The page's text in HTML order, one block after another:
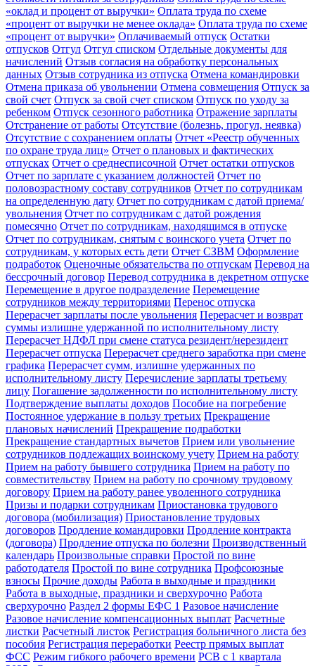
«оклад и процент от выручки» Оплата труда по схеме
«процент от выручки не менее оклада» Оплата труда по схеме
«процент от выручки» Оплачиваемый отпуск Остатки
отпусков Отгул Отгул списком Отдельные документы для
начислений Отзыв согласия на обработку персональных
данных Отзыв сотрудника из отпуска Отмена командировки
Отмена приказа об увольнении Отмена совмещения Отпуск за
свой счет Отпуск за свой счет списком Отпуск по уходу за
ребенком Отпуск сезонного работника Отражение зарплаты
Отстранение от работы Отсутствие (болезнь, прогул, неявка)
Отсутствие с сохранением оплаты Отчет «Реестр обученных
по охране труда лиц» Отчет о плановых и фактических
отпусках Отчет о среднесписочной Отчет остатки отпусков
Отчет по зарплате с указанием должностей Отчет по
половозрастному составу сотрудников Отчет по сотрудникам
на определенную дату Отчет по сотрудникам с датой приема/
увольнения Отчет по сотрудникам с датой рождения
помесячно Отчет по сотрудникам, находящимся в отпуске
Отчет по сотрудникам, снятым с воинского учета Отчет по
сотрудникам, у которых есть дети Отчет СЗВМ Оформление
подработок Оценочные обязательства по отпускам Перевод на
бессрочный договор Перевод сотрудника в декретном отпуске
Перемещение в другое подразделение Перемещение
сотрудников между территориями Перенос отпуска
Перерасчет зарплаты после увольнения Перерасчет и возврат
суммы излишне удержанной по исполнительному листу
Перерасчет НДФЛ при смене статуса резидент/нерезидент
Перерасчет отпуска Перерасчет среднего заработка при смене
графика Перерасчет сумм, излишне удержанных по
исполнительному листу Перечисление зарплаты третьему
лицу Погашение задолженности по исполнительному листу
Подтверждение выплаты доходов Пособие на погребение
Постоянное удержание в пользу третьих Прекращение
плановых начислений Прекращение подработки
Прекращение стандартных вычетов Прием или увольнение
сотрудников подлежащих воинскому учету Прием на работу
Прием на работу бывшего сотрудника Прием на работу по
совместительству Прием на работу по срочному трудовому
договору Прием на работу ранее уволенного сотрудника
Призы и подарки сотрудникам Приостановка трудового
договора (мобилизация) Приостановление трудовых
договоров Продление командировки Продление контракта
(договора) Продление отпуска по болезни Производственный
календарь Произвольные справки Простой по вине
работодателя Простой по вине сотрудника Профсоюзные
взносы Прочие доходы Работа в выходные и праздники
Работа в выходные, праздники и сверхурочно Работа
сверхурочно Раздел 2 формы ЕФС 1 Разовое начисление
Разовое начисление компенсационных выплат Расчетные
листки Расчетный листок Регистрация больничного листа без
пособия Регистрация переработки Реестр прямых выплат
ФСС Режим гибкого рабочего времени РСВ с 1 квартала